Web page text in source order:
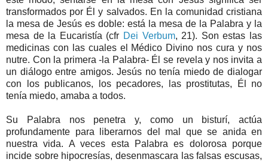
transformados por Él y salvados. En la comunidad cristiana
la mesa de Jesús es doble: está la mesa de la Palabra y la
mesa de la Eucaristía (cfr Dei Verbum, 21). Son estas las
medicinas con las cuales el Médico Divino nos cura y nos
nutre. Con la primera -la Palabra- Él se revela y nos invita a
un diálogo entre amigos. Jesús no tenía miedo de dialogar
con los publicanos, los pecadores, las prostitutas, Él no
tenía miedo, amaba a todos.
Su Palabra nos penetra y, como un bisturí, actúa
profundamente para liberarnos del mal que se anida en
nuestra vida. A veces esta Palabra es dolorosa porque
incide sobre hipocresías, desenmascara las falsas escusas,